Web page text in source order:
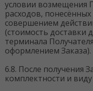
условии возмещения
расходов,
совершением
(стоимость доставки
терминала
оформлением Заказа).
6.8. После получения
комплектности и